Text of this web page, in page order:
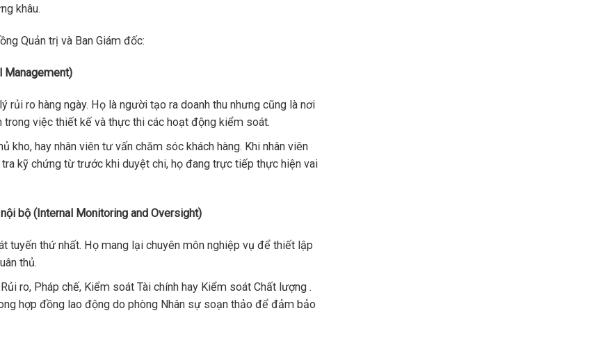
khâu.
Quản trị và Ban Giám đốc:
Management)
rủi ro hàng ngày. Họ là người tạo ra doanh thu nhưng cũng là nơi
trong việc thiết kế và thực thi các hoạt động kiểm soát.
kho, hay nhân viên tư vấn chăm sóc khách hàng. Khi nhân viên
kỹ chứng từ trước khi duyệt chi, họ đang trực tiếp thực hiện vai
bộ (Internal Monitoring and Oversight)
tuyến thứ nhất. Họ mang lại chuyên môn nghiệp vụ để thiết lập
thủ.
ro, Pháp chế, Kiểm soát Tài chính hay Kiểm soát Chất lượng .
hợp đồng lao động do phòng Nhân sự soạn thảo để đảm bảo